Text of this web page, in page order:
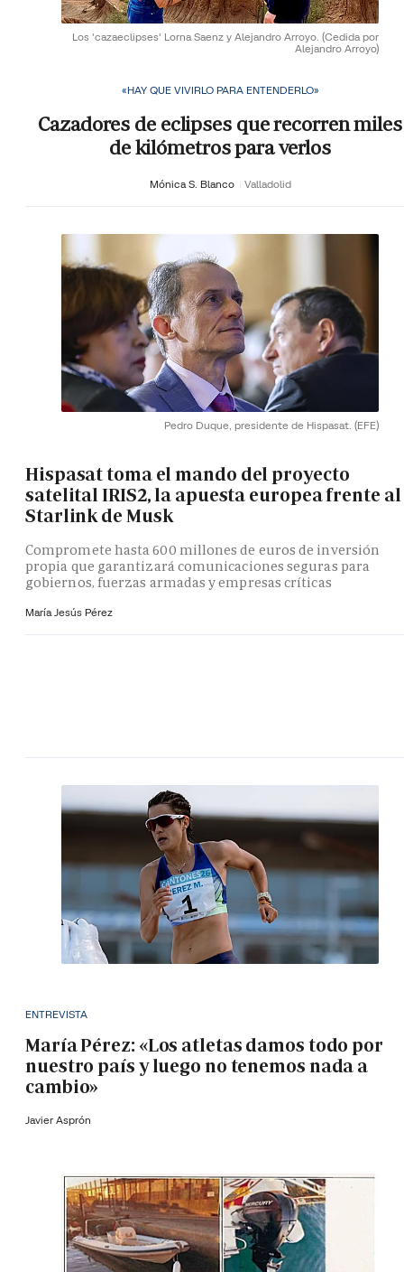
Los 'cazaeclipses' Lorna Saenz y Alejandro Arroyo. (Cedida por
Alejandro Arroyo)
«HAY QUE VIVIRLO PARA ENTENDERLO»
Cazadores de eclipses que recorren miles
de kilómetros para verlos
Mónica S. Blanco Valladolid
Pedro Duque, presidente de Hispasat. (EFE)
Hispasat toma el mando del proyecto
satelital IRIS2, la apuesta europea frente al
Starlink de Musk
Compromete hasta 600 millones de euros de inversión
propia que garantizará comunicaciones seguras para
gobiernos, fuerzas armadas y empresas críticas
María Jesús Pérez
ENTREVISTA
María Pérez: «Los atletas damos todo por
nuestro país y luego no tenemos nada a
cambio»
Javier Asprón